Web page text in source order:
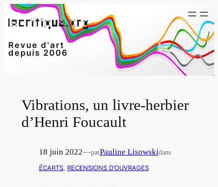
Aller
au
Revue d'art
depuis 2006
Vibrations, un livre-herbier
d’Henri Foucault
18 juin 2022—parPauline Lisowskidans
ÉCARTS, RECENSIONS D’OUVRAGES